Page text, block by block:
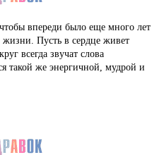
впереди было еще много лет
Пусть в сердце живет
всегда звучат слова
такой же энергичной, мудрой и